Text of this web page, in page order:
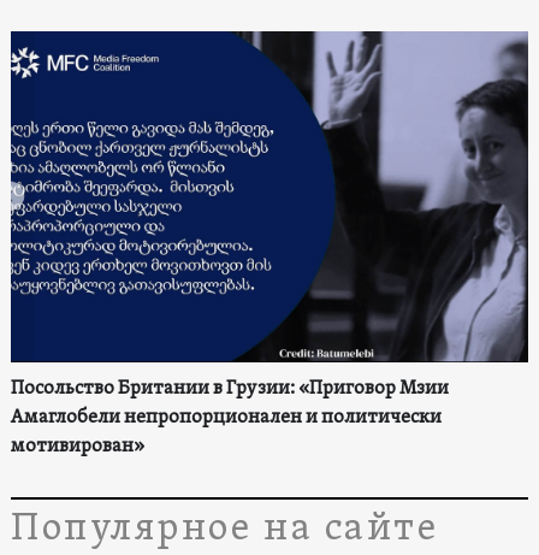
Посольство Британии в Грузии: «Приговор Мзии
Амаглобели непропорционален и политически
мотивирован»
Популярное на сайте